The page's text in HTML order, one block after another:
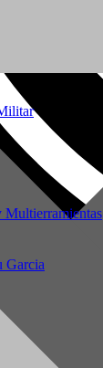
Multierramientas
Garcia